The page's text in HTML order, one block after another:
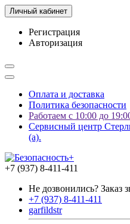
Личный кабинет
Регистрация
Авторизация
Оплата и доставка
Политика безопасности
Работаем с 10:00 до
Сервисный центр
(а).
+7 (937) 8-411-411
Не дозвонились? Заказ
+7 (937) 8-411-411
garfildstr